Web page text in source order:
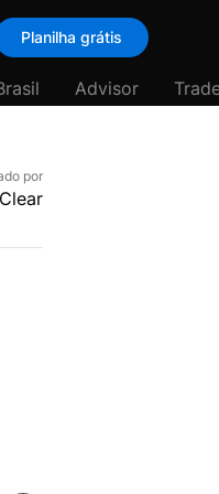
Planilha grátis
Advisor
por